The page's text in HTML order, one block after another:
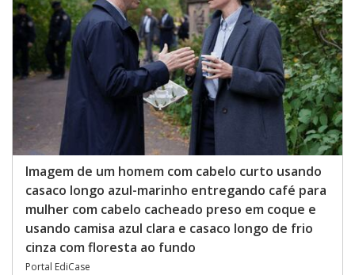
Imagem de um homem com cabelo curto usando
casaco longo azul-marinho entregando café para
mulher com cabelo cacheado preso em coque e
usando camisa azul clara e casaco longo de frio
cinza com floresta ao fundo
Portal EdiCase